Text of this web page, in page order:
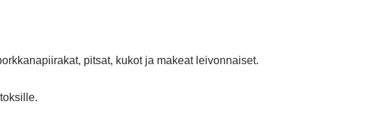
pitsat, kukot ja makeat leivonnaiset.